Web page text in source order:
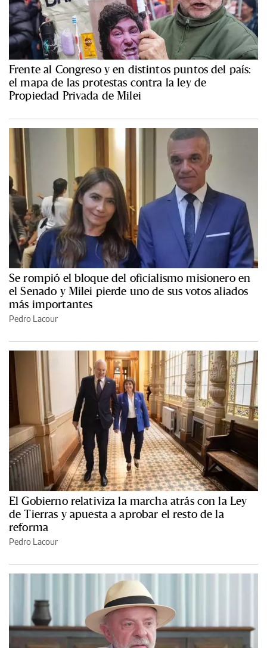
Frente al Congreso y en distintos puntos del país:
el mapa de las protestas contra la ley de
Propiedad Privada de Milei
Se rompió el bloque del oficialismo misionero en
el Senado y Milei pierde uno de sus votos aliados
más importantes
Pedro Lacour
El Gobierno relativiza la marcha atrás con la Ley
de Tierras y apuesta a aprobar el resto de la
reforma
Pedro Lacour